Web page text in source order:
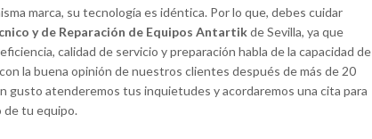
marca, su tecnología es idéntica. Por lo que, debes cuidar
y de Reparación de Equipos Antartikde Sevilla, ya que
calidad de servicio y preparación habla de la capacidad de
la buena opinión de nuestros clientes después de más de 20
gusto atenderemos tus inquietudes y acordaremos una cita para
de tu equipo.